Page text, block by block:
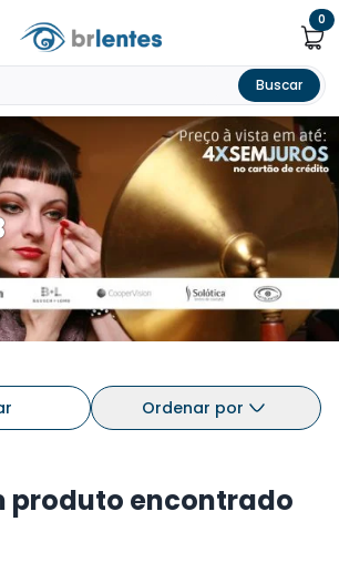
Buscar
0
Ordenar por
produto encontrado